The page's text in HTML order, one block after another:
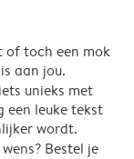
of toch een mok
aan jou.
unieks met
een leuke tekst
wordt.
Bestel je